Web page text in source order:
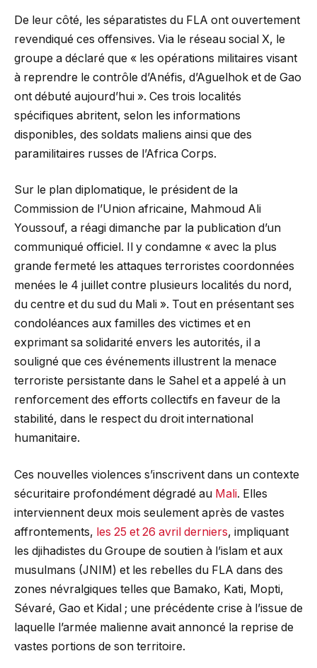
De leur côté, les séparatistes du FLA ont ouvertement
revendiqué ces offensives. Via le réseau social X, le
groupe a déclaré que « les opérations militaires visant
à reprendre le contrôle d’Anéfis, d’Aguelhok et de Gao
ont débuté aujourd’hui ». Ces trois localités
spécifiques abritent, selon les informations
disponibles, des soldats maliens ainsi que des
paramilitaires russes de l’Africa Corps.
Sur le plan diplomatique, le président de la
Commission de l’Union africaine, Mahmoud Ali
Youssouf, a réagi dimanche par la publication d’un
communiqué officiel. Il y condamne « avec la plus
grande fermeté les attaques terroristes coordonnées
menées le 4 juillet contre plusieurs localités du nord,
du centre et du sud du Mali ». Tout en présentant ses
condoléances aux familles des victimes et en
exprimant sa solidarité envers les autorités, il a
souligné que ces événements illustrent la menace
terroriste persistante dans le Sahel et a appelé à un
renforcement des efforts collectifs en faveur de la
stabilité, dans le respect du droit international
humanitaire.
Ces nouvelles violences s’inscrivent dans un contexte
sécuritaire profondément dégradé au Mali. Elles
interviennent deux mois seulement après de vastes
affrontements, les 25 et 26 avril derniers, impliquant
les djihadistes du Groupe de soutien à l’islam et aux
musulmans (JNIM) et les rebelles du FLA dans des
zones névralgiques telles que Bamako, Kati, Mopti,
Sévaré, Gao et Kidal ; une précédente crise à l’issue de
laquelle l’armée malienne avait annoncé la reprise de
vastes portions de son territoire.